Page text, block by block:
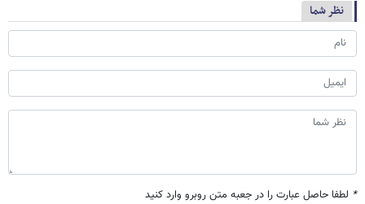
نظر شما
* لطفا حاصل عبارت را در جعبه متن روبرو وارد کنید